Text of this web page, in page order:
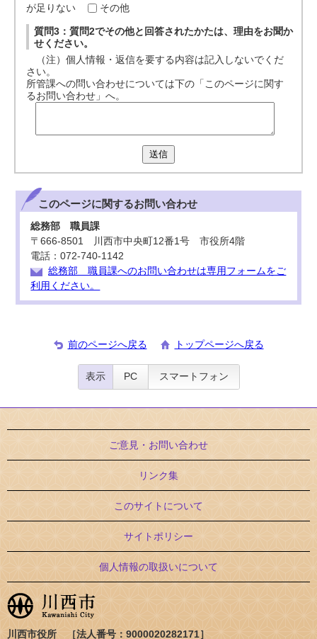
が足りない
その他
質問3：質問2でその他と回答されたかたは、理由をお聞か
せください。
（注）個人情報・返信を要する内容は記入しないでくだ
さい。
所管課への問い合わせについては下の「このページに関す
るお問い合わせ」へ。
送信
このページに関するお問い合わせ
総務部 職員課
〒666-8501 川西市中央町12番1号 市役所4階
電話：072-740-1142
総務部 職員課へのお問い合わせは専用フォームをご
利用ください。
前のページへ戻る トップページへ戻る
表示 PC スマートフォン
ご意見・お問い合わせ
リンク集
このサイトについて
サイトポリシー
個人情報の取扱いについて
川西市役所 ［法人番号：9000020282171］